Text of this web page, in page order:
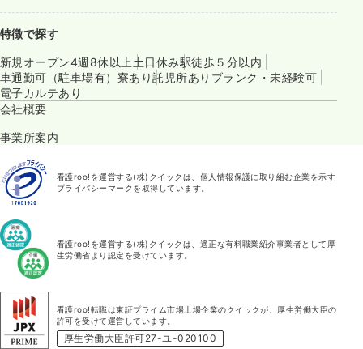
特徴で探す
新規オープン4週8休以上 土日休み駅徒歩５分以内
車通勤可（駐車場有） 寮あり託児所あり ブランク・未経験可
電子カルテあり
会社概要
事業所案内
看護roo!を運営する(株)クイックは、個人情報保護に取り組む企業を示す
プライバシーマークを取得しています。
看護roo!を運営する(株)クイックは、適正な有料職業紹介事業者として厚
生労働省より認定を受けています。
看護roo!転職は東証プライム市場上場企業のクイックが、厚生労働大臣の
許可を受けて運営しています。
厚生労働大臣許可27-ユ-020100